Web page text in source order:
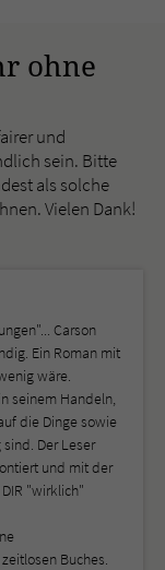
ohne
und
sein. Bitte
als solche
Vielen Dank!
Carson
Ein Roman mit
wäre.
seinem Handeln,
die Dinge sowie
Der Leser
und mit der
"wirklich"
Buches.